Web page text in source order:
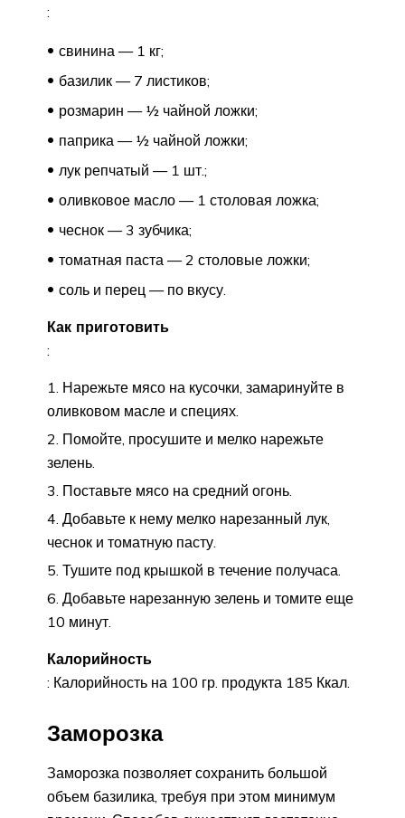
:
свинина — 1 кг;
базилик — 7 листиков;
розмарин — ½ чайной ложки;
паприка — ½ чайной ложки;
лук репчатый — 1 шт.;
оливковое масло — 1 столовая ложка;
чеснок — 3 зубчика;
томатная паста — 2 столовые ложки;
соль и перец — по вкусу.
Как приготовить
:
Нарежьте мясо на кусочки, замаринуйте в
оливковом масле и специях.
Помойте, просушите и мелко нарежьте
зелень.
Поставьте мясо на средний огонь.
Добавьте к нему мелко нарезанный лук,
чеснок и томатную пасту.
Тушите под крышкой в течение получаса.
Добавьте нарезанную зелень и томите еще
10 минут.
Калорийность
: Калорийность на 100 гр. продукта 185 Ккал.
Заморозка
Заморозка позволяет сохранить большой
объем базилика, требуя при этом минимум